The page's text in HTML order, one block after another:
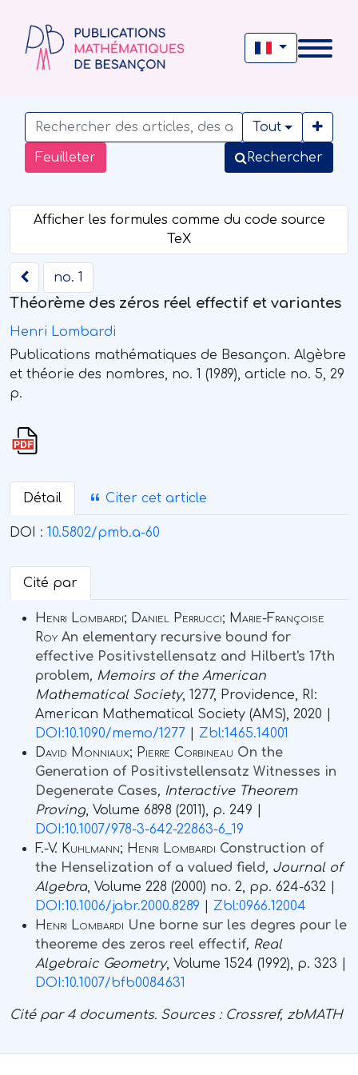
Feuilleter
Tout
Rechercher
no. 1
Théorème des zéros réel effectif et variantes
Henri Lombardi
Publications mathématiques de Besançon. Algèbre
et théorie des nombres, no. 1 (1989), article no. 5, 29
p.
Détail Citer cet article
DOI : 10.5802/pmb.a-60
Cité par
Henri Lombardi; Daniel Perrucci; Marie-Françoise
Roy An elementary recursive bound for
effective Positivstellensatz and Hilbert's 17th
problem, Memoirs of the American
Mathematical Society, 1277, Providence, RI:
American Mathematical Society (AMS), 2020 |
DOI:10.1090/memo/1277
Zbl:1465.14001
David Monniaux; Pierre Corbineau On the
Generation of Positivstellensatz Witnesses in
Degenerate Cases, Interactive Theorem
Proving, Volume 6898 (2011), p. 249 |
DOI:10.1007/978-3-642-22863-6_19
F.-V. Kuhlmann; Henri Lombardi Construction of
the Henselization of a valued field, Journal of
Algebra, Volume 228 (2000) no. 2, pp. 624-632 |
DOI:10.1006/jabr.2000.8289
Zbl:0966.12004
Henri Lombardi Une borne sur les degres pour le
theoreme des zeros reel effectif, Real
Algebraic Geometry, Volume 1524 (1992), p. 323 |
DOI:10.1007/bfb0084631
Cité par 4 documents. Sources : Crossref, zbMATH